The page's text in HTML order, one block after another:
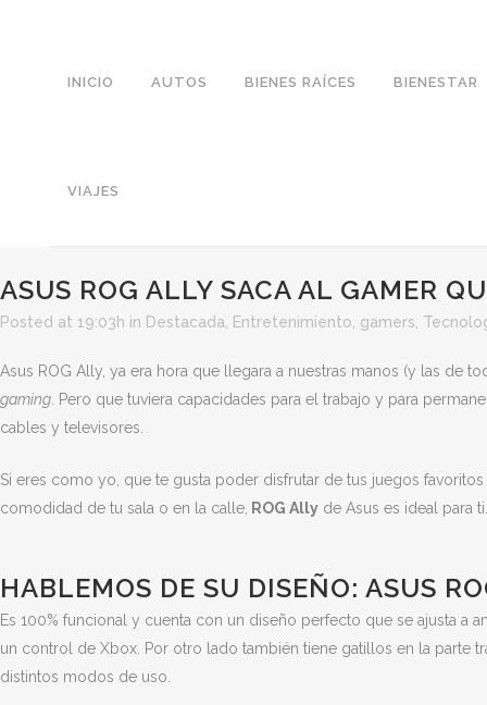
INICIO AUTOS BIENES RAÍCES BIENESTAR
VIAJES
ASUS ROG ALLY SACA AL GAMER
Posted at 19:03h in Destacada Entretenimiento gamers
Asus ROG Ally, ya era hora que llegara a nuestras manos (y las de
gaming. Pero que tuviera capacidades para el trabajo y para
cables y televisores.
Si eres como yo, que te gusta poder disfrutar de tus juegos
comodidad de tu sala o en la calle, ROG Ally de Asus es ideal para ti.
HABLEMOS DE SU DISEÑO: ASUS
Es 100% funcional y cuenta con un diseño perfecto que se ajusta
un control de Xbox. Por otro lado también tiene gatillos en la parte
distintos modos de uso.